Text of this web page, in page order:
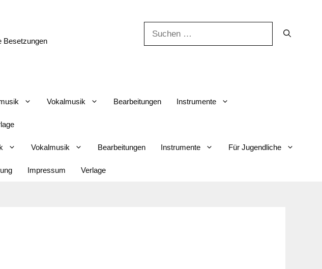
Besetzungen
Vokalmusik Bearbeitungen Instrumente
Vokalmusik Bearbeitungen Instrumente Für Jugendliche
Impressum Verlage